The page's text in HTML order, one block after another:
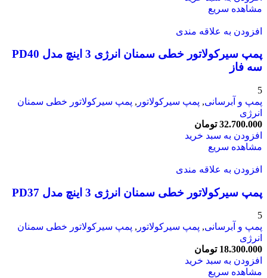
مشاهده سریع
افزودن به علاقه مندی
پمپ سیرکولاتور خطی سمنان انرژی 3 اینچ مدل PD40
سه فاز
5
پمپ و آبرسانی, پمپ سیرکولاتور , پمپ سیرکولاتور خطی سمنان
انرژی
32.700.000 تومان
افزودن به سبد خرید
مشاهده سریع
افزودن به علاقه مندی
پمپ سیرکولاتور خطی سمنان انرژی 3 اینچ مدل PD37
5
پمپ و آبرسانی, پمپ سیرکولاتور , پمپ سیرکولاتور خطی سمنان
انرژی
18.300.000 تومان
افزودن به سبد خرید
مشاهده سریع